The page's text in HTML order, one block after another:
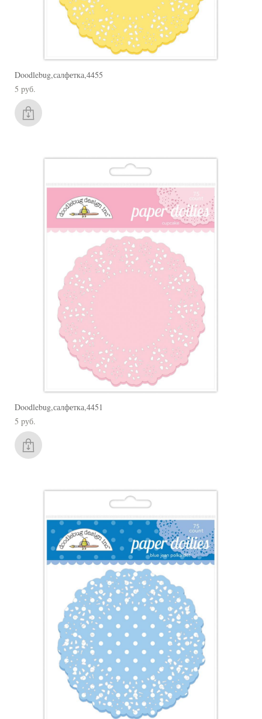
Doodlebug,салфетка,4455
5 pуб.
Doodlebug,салфетка,4451
5 pуб.